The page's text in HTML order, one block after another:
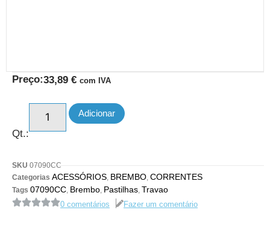
Preço:33,89 € com IVA
Qt.:
Adicionar
SKU 07090CC
Categorias ACESSÓRIOS BREMBO CORRENTES
Tags 07090CC Brembo Pastilhas Travao
0 comentários Fazer um comentário